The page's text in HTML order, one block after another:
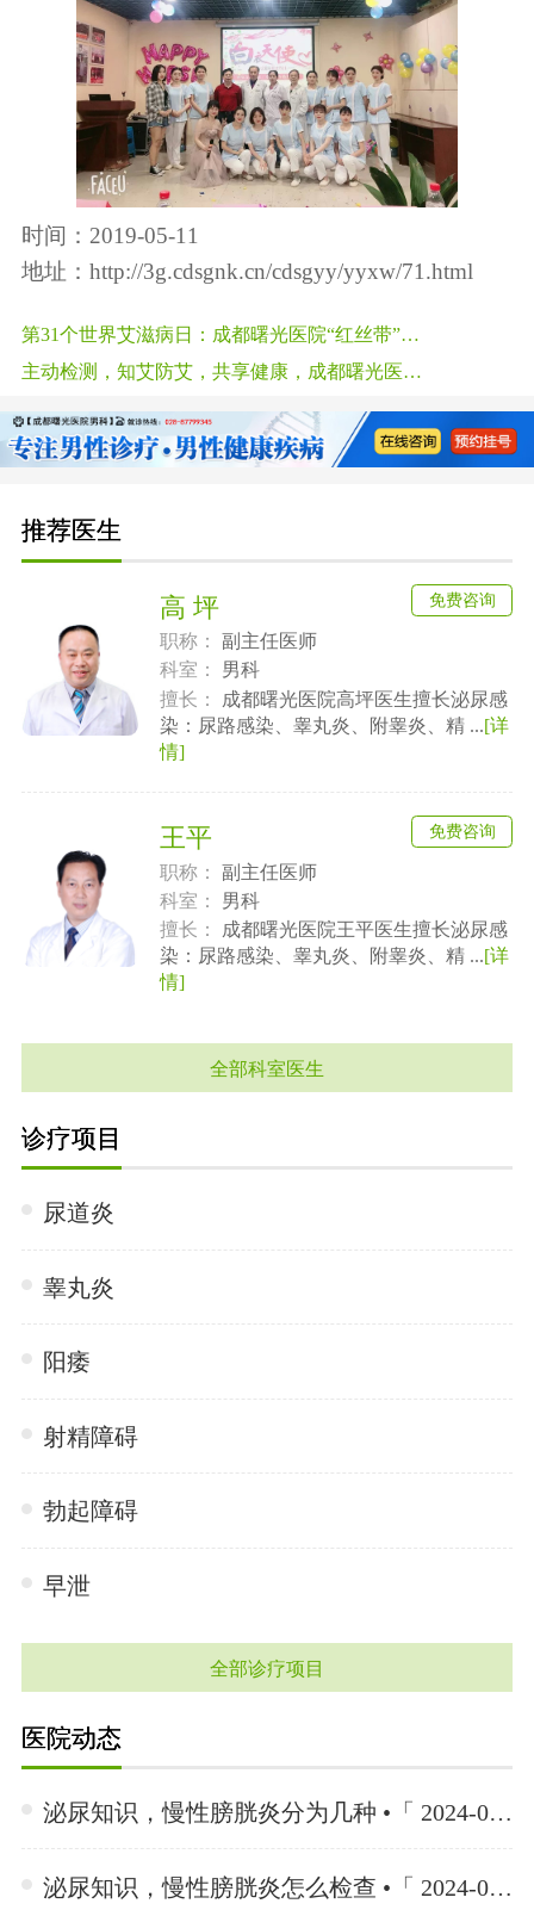
时间：2019-05-11
地址： http://3g.cdsgnk.cn/cdsgyy/yyxw/71.html
第31个世界艾滋病日：成都曙光医院“红丝带”防艾公益行走进成都高校
主动检测，知艾防艾，共享健康，成都曙光医院开展2018高校艾滋病防治
推荐医生
高 坪
职称：
副主任医师
科室：
男科
擅长：
成都曙光医院高坪医生擅长泌尿感
染：尿路感染、睾丸炎、附睾炎、精 ...[详
情]
免费咨询
王平
职称：
副主任医师
科室：
男科
擅长：
成都曙光医院王平医生擅长泌尿感
染：尿路感染、睾丸炎、附睾炎、精 ...[详
情]
免费咨询
全部科室医生
诊疗项目
尿道炎
睾丸炎
阳痿
射精障碍
勃起障碍
早泄
全部诊疗项目
医院动态
泌尿知识，慢性膀胱炎分为几种 •「 2024-06-26 」
泌尿知识，慢性膀胱炎怎么检查 •「 2024-06-26 」